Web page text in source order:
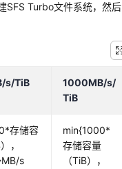
SFS Turbo文件系统，然后
s/TiB
1000MB/s/
TiB
存储容
，
s
min{1000*
存储容量
（TiB），